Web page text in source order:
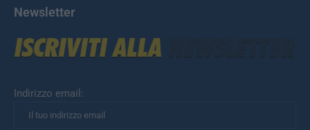
Newsletter
Indirizzo email: